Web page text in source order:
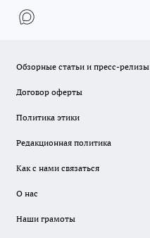
Обзорные статьи и пресс-релизы
Договор оферты
Политика этики
Редакционная политика
Как с нами связаться
О нас
Наши грамоты